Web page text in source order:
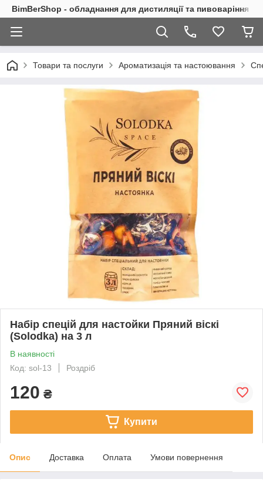
BimBerShop - обладнання для дистиляції та пивоваріння
Товари та послуги Ароматизація та настоювання
Набір спецій для настойки Пряний віскі
(Solodka) на 3 л
В наявності
Код: sol-13
Роздріб
120 ₴
Купити
Опис Доставка Оплата Умови повернення